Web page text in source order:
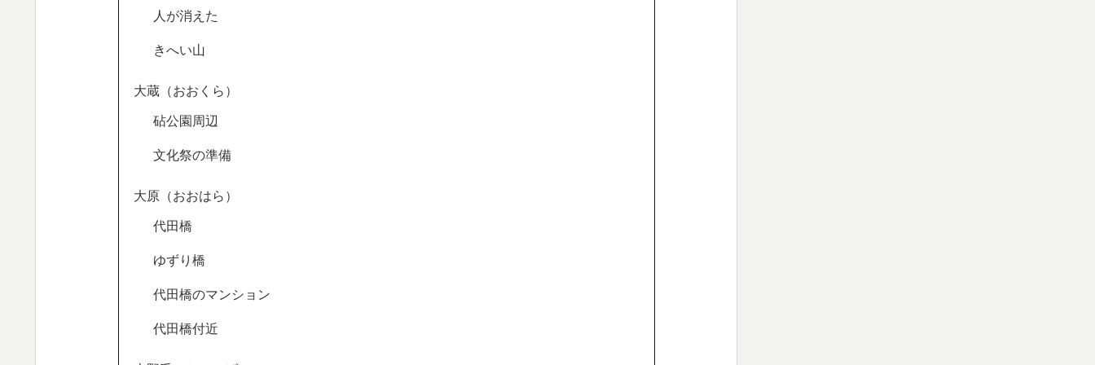
人が消えた
きへい山
大蔵（おおくら）
砧公園周辺
文化祭の準備
大原（おおはら）
代田橋
ゆずり橋
代田橋のマンション
代田橋付近